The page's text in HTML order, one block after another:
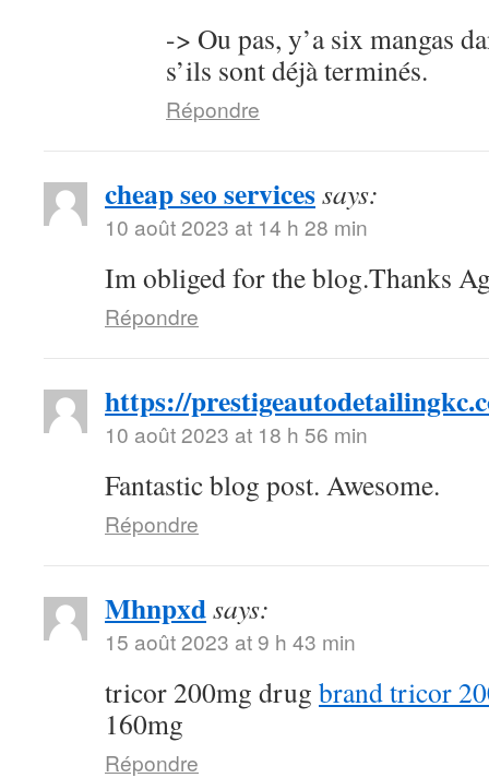
-> Ou pas, y’a six mangas
s’ils sont déjà terminés.
Répondre
cheap seo servicessays:
10 août 2023 at 14 h 28 min
Im obliged for the blog.Thanks
Répondre
https://
10 août 2023 at 18 h 56 min
Fantastic blog post. Awesome.
Répondre
Mhnpxdsays:
15 août 2023 at 9 h 43 min
tricor 200mg drug brand tricor
160mg
Répondre